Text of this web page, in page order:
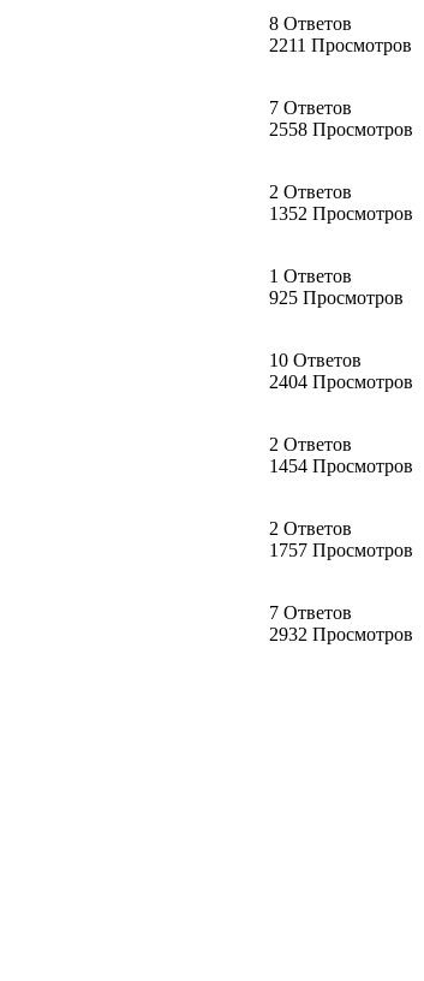
8 Ответов
2211 Просмотров
7 Ответов
2558 Просмотров
2 Ответов
1352 Просмотров
1 Ответов
925 Просмотров
10 Ответов
2404 Просмотров
2 Ответов
1454 Просмотров
2 Ответов
1757 Просмотров
7 Ответов
2932 Просмотров